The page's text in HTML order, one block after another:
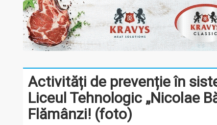
Activități de prevenție în
Liceul Tehnologic „Nicolae
Flămânzi! (foto)